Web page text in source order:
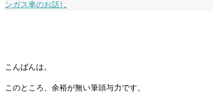
ンガス車のお話し
こんばんは。
このところ、余裕が無い筆頭与力です。